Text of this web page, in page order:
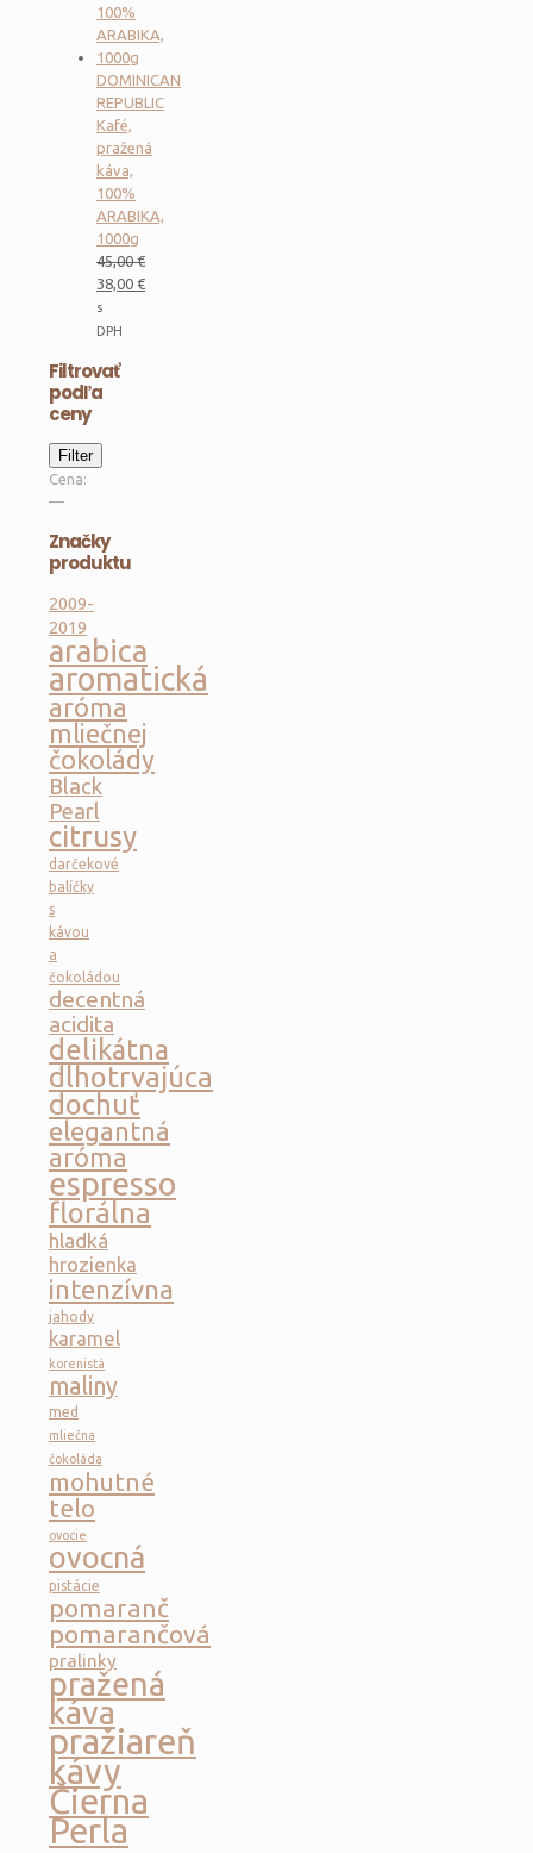
DOMINICAN
REPUBLIC
Kafé,
pražená
káva,
100%
ARABIKA,
1000g
45,00€
Pôvodná
cena
bola:
38,00 €
Aktuálna
cena
38,00 €.
s
DPH
Filtrovať
podľa
ceny
Minimálna
cena
Maximálna
cena
Filter
Cena:
—
Značky
produktu
2009-
2019
arabica
aromatická
aróma
mliečnej
čokolády
Black
Pearl
citrusy
darčekové
balíčky
s
kávou
a
čokoládou
decentná
acidita
delikátna
dlhotrvajúca
dochuť
elegantná
aróma
espresso
florálna
hladká
hrozienka
intenzívna
jahody
karamel
korenistá
maliny
med
mliečna
čokoláda
mohutné
telo
ovocie
ovocná
pistácie
pomaranč
pomarančová
pralinky
pražená
káva
pražiareň
kávy
Čierna
Perla